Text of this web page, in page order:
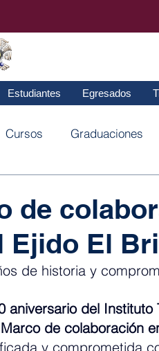
Estudiantes Egresados
Cursos Graduaciones
de
Ejido El
de historia y
aniversario del Instituto
de colaboración
y comprometida